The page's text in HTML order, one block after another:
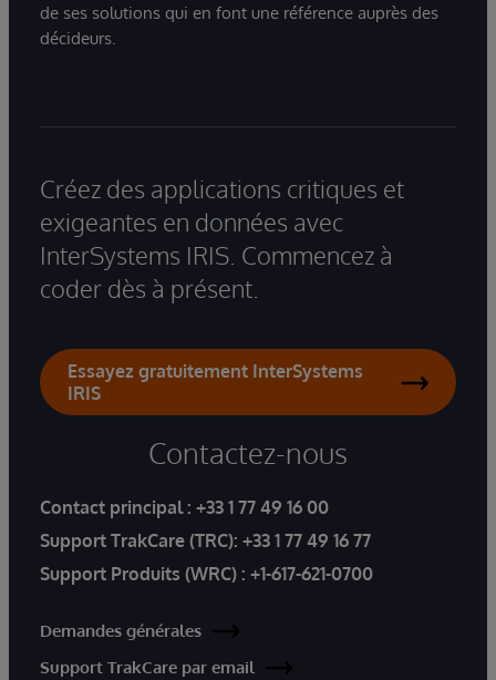
de ses solutions qui en font une référence auprès des
décideurs.
Créez des applications critiques et
exigeantes en données avec
InterSystems IRIS. Commencez à
coder dès à présent.
Essayez gratuitement InterSystems
IRIS
Contactez-nous
Contact principal : +33 1 77 49 16 00
Support TrakCare (TRC): +33 1 77 49 16 77
Support Produits (WRC) : +1-617-621-0700
Demandes générales
Support TrakCare par email